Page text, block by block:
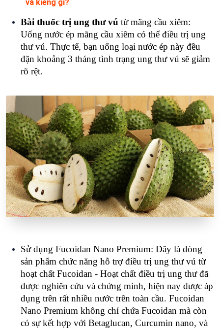
và kiêng gì?
Bài thuốc trị ung thư vú từ mãng cầu xiêm:
Uống nước ép mãng cầu xiêm có thể điều trị ung
thư vú. Thực tế, bạn uống loại nước ép này đều
đặn khoảng 3 tháng tình trạng ung thư vú sẽ giảm
rõ rệt.
Sử dụng Fucoidan Nano Premium: Đây là dòng
sản phẩm chức năng hỗ trợ điều trị ung thư vú từ
hoạt chất Fucoidan - Hoạt chất điều trị ung thư đã
được nghiên cứu và chứng minh, hiện nay được áp
dụng trên rất nhiều nước trên toàn cầu. Fucoidan
Nano Premium không chỉ chứa Fucoidan mà còn
có sự kết hợp với Betaglucan, Curcumin nano, và